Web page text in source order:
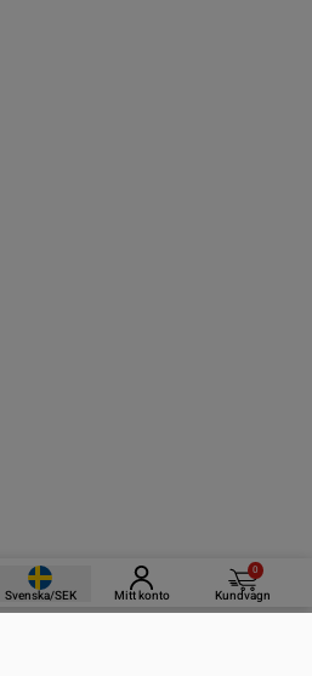
Svenska/SEK Mitt konto
0
Kundvagn